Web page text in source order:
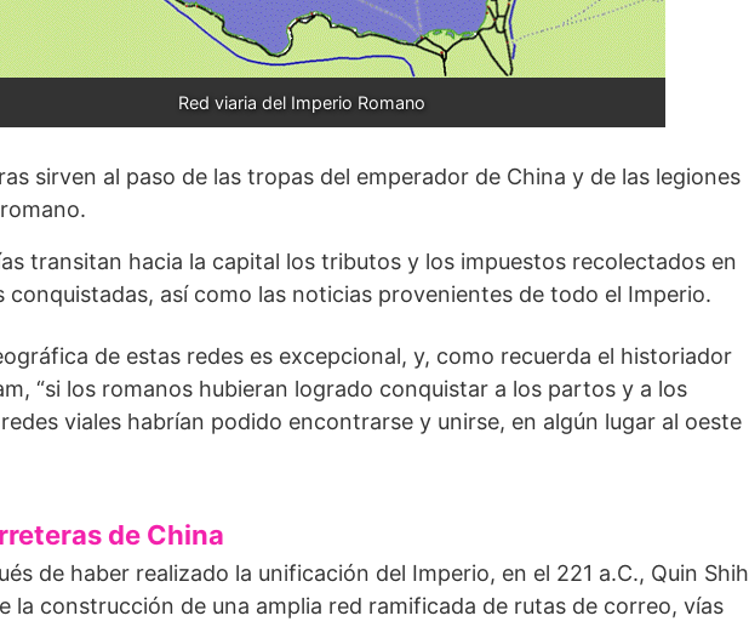
Red viaria del Imperio Romano
sirven al paso de las tropas del emperador de China y de las legiones
transitan hacia la capital los tributos y los impuestos recolectados en
conquistadas, así como las noticias provenientes de todo el Imperio.
de estas redes es excepcional, y, como recuerda el historiador
“si los romanos hubieran logrado conquistar a los partos y a los
viales habrían podido encontrarse y unirse, en algún lugar al oeste
de China
de haber realizado la unificación del Imperio, en el 221 a.C., Quin Shih
la construcción de una amplia red ramificada de rutas de correo, vías